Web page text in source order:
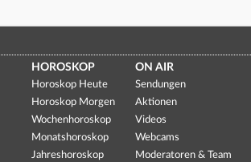
HOROSKOP
Horoskop Heute
Horoskop Morgen
Wochenhoroskop
Monatshoroskop
Jahreshoroskop
ON AIR
Sendungen
Aktionen
Videos
Webcams
Moderatoren & Team